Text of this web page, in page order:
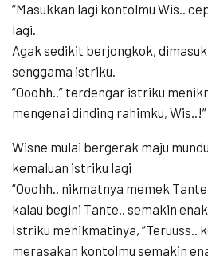
“Masukkan lagi kontolmu Wis..
lagi.
Agak sedikit berjongkok,
senggama istriku.
“Ooohh..” terdengar istriku
mengenai dinding rahimku, Wis..!”
Wisne mulai bergerak maju
kemaluan istriku lagi
“Ooohh.. nikmatnya memek
kalau begini Tante.. semakin
Istriku menikmatinya, “Teruuss..
merasakan kontolmu semakin